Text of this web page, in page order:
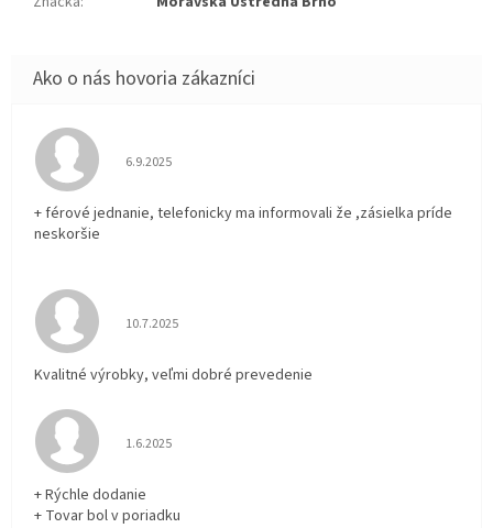
Hodnotenie obchodu je 5 z 5 hviezdičiek.
6.9.2025
+ férové jednanie, telefonicky ma informovali že ,zásielka príde
neskoršie
Hodnotenie obchodu je 5 z 5 hviezdičiek.
10.7.2025
Kvalitné výrobky, veľmi dobré prevedenie
Hodnotenie obchodu je 5 z 5 hviezdičiek.
1.6.2025
+ Rýchle dodanie
+ Tovar bol v poriadku